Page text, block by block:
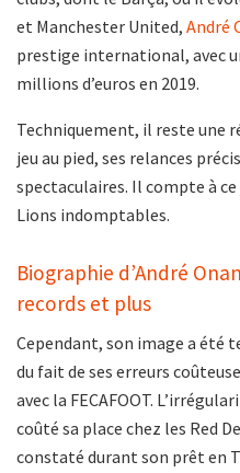
et Manchester United, André
prestige international, avec
millions d’euros en 2019.
Techniquement, il reste une
jeu au pied, ses relances
spectaculaires. Il compte à
Lions indomptables.
Biographie d’André
records et plus
Cependant, son image a été
du fait de ses erreurs
avec la FECAFOOT.
coûté sa place chez les Red
constaté durant son prêt en